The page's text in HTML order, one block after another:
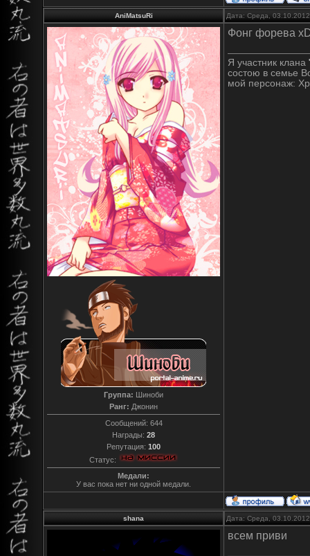
AniMatsuRi Дата: Среда,
Группа: Шиноби
Ранг: Джонин
Сообщений: 644
Награды: 28
Репутация: 100
Статус:
Медали:
У вас пока нет ни одной медали.
Фонг форева
Я участник клана
состою в семье
мой персонаж:
shana Дата: Среда,
всем приви